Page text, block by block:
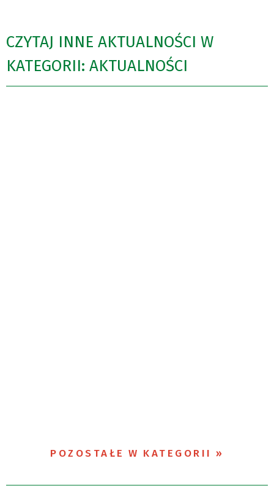
CZYTAJ INNE AKTUALNOŚCI W
KATEGORII: AKTUALNOŚCI
POZOSTAŁE W KATEGORII